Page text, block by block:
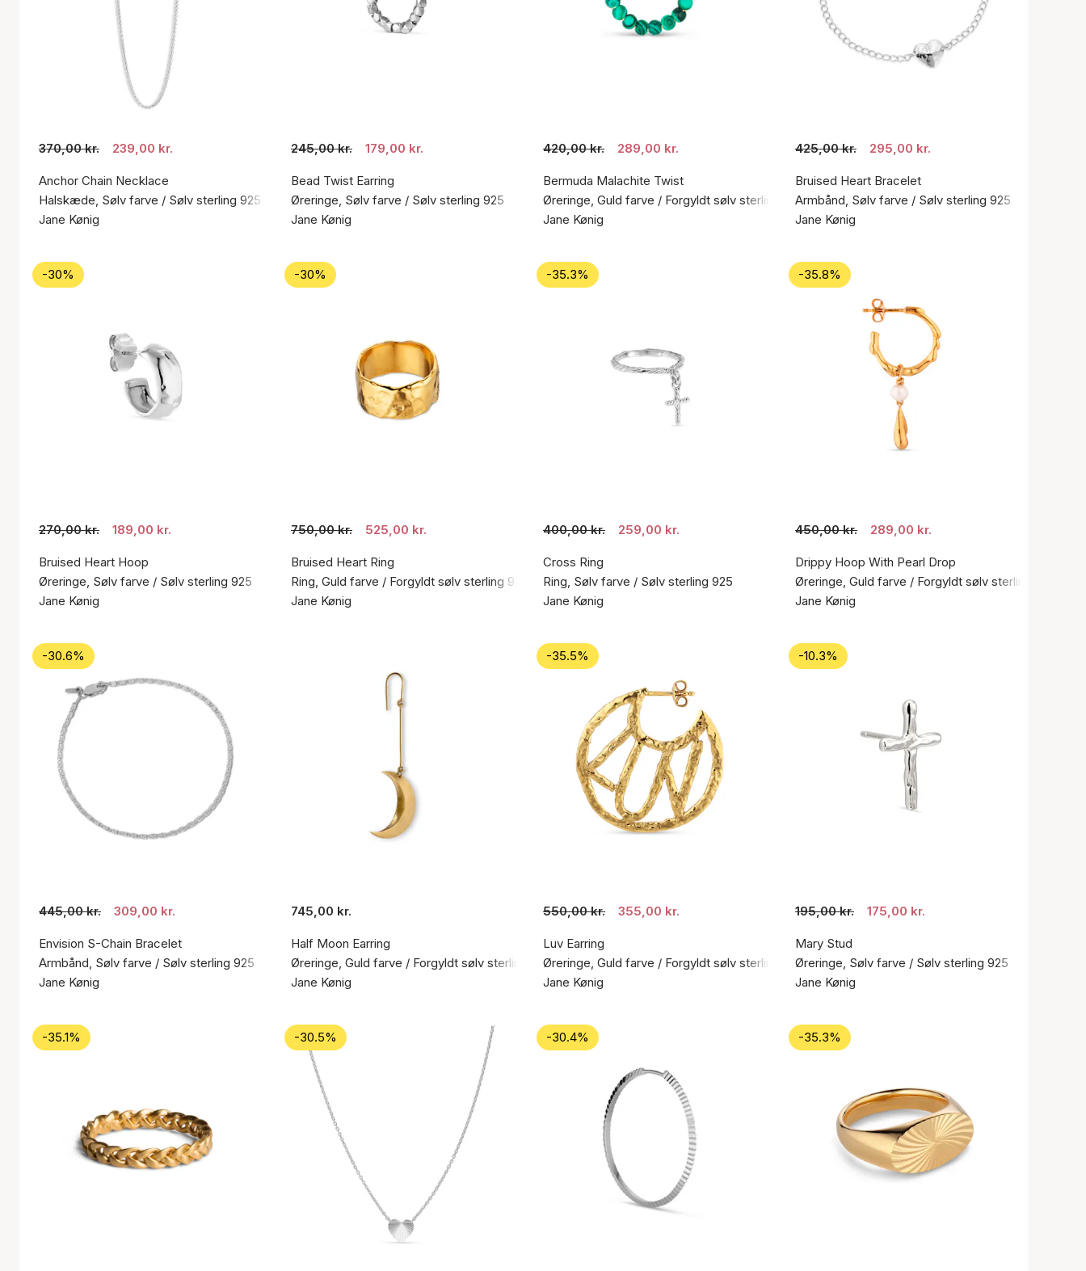
370,00 kr. 239,00 kr.
Anchor Chain Necklace
Halskæde, Sølv farve / Sølv sterling 925
Jane Kønig
245,00 kr. 179,00 kr.
Bead Twist Earring
Øreringe, Sølv farve / Sølv sterling 925
Jane Kønig
420,00 kr. 289,00 kr.
Bermuda Malachite Twist
Øreringe, Guld farve / Forgyldt sølv sterling 925
Jane Kønig
425,00 kr. 295,00 kr.
Bruised Heart Bracelet
Armbånd, Sølv farve / Sølv sterling 925
Jane Kønig
-30%
270,00 kr. 189,00 kr.
Bruised Heart Hoop
Øreringe, Sølv farve / Sølv sterling 925
Jane Kønig
-30%
750,00 kr. 525,00 kr.
Bruised Heart Ring
Ring, Guld farve / Forgyldt sølv sterling 925
Jane Kønig
-35.3%
400,00 kr. 259,00 kr.
Cross Ring
Ring, Sølv farve / Sølv sterling 925
Jane Kønig
-35.8%
450,00 kr. 289,00 kr.
Drippy Hoop With Pearl Drop
Øreringe, Guld farve / Forgyldt sølv sterling 925
Jane Kønig
-30.6%
445,00 kr. 309,00 kr.
Envision S-Chain Bracelet
Armbånd, Sølv farve / Sølv sterling 925
Jane Kønig
745,00 kr.
Half Moon Earring
Øreringe, Guld farve / Forgyldt sølv sterling 925
Jane Kønig
-35.5%
550,00 kr. 355,00 kr.
Luv Earring
Øreringe, Guld farve / Forgyldt sølv sterling 925
Jane Kønig
-10.3%
195,00 kr. 175,00 kr.
Mary Stud
Øreringe, Sølv farve / Sølv sterling 925
Jane Kønig
-35.1% -30.5% -30.4% -35.3%